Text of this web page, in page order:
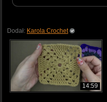
Dodał: Karola Crochet
14:59